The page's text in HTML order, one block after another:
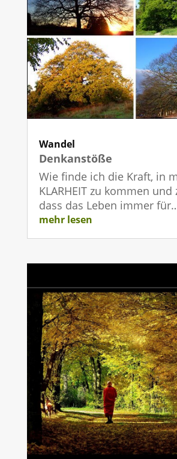
Wandel
Denkanstöße
Wie finde ich die Kraft, in
KLARHEIT zu kommen und
dass das Leben immer
mehr lesen